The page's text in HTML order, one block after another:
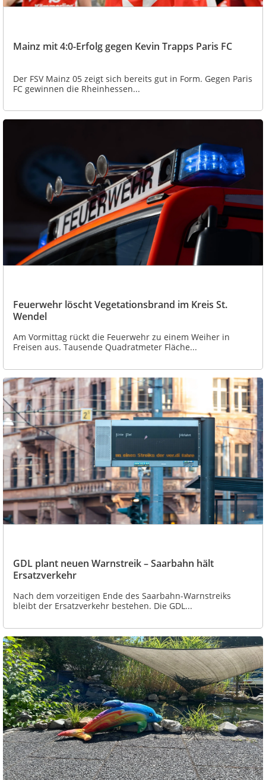
Mainz mit 4:0-Erfolg gegen Kevin Trapps Paris FC
Der FSV Mainz 05 zeigt sich bereits gut in Form. Gegen Paris
FC gewinnen die Rheinhessen...
Feuerwehr löscht Vegetationsbrand im Kreis St.
Wendel
Am Vormittag rückt die Feuerwehr zu einem Weiher in
Freisen aus. Tausende Quadratmeter Fläche...
GDL plant neuen Warnstreik – Saarbahn hält
Ersatzverkehr
Nach dem vorzeitigen Ende des Saarbahn-Warnstreiks
bleibt der Ersatzverkehr bestehen. Die GDL...